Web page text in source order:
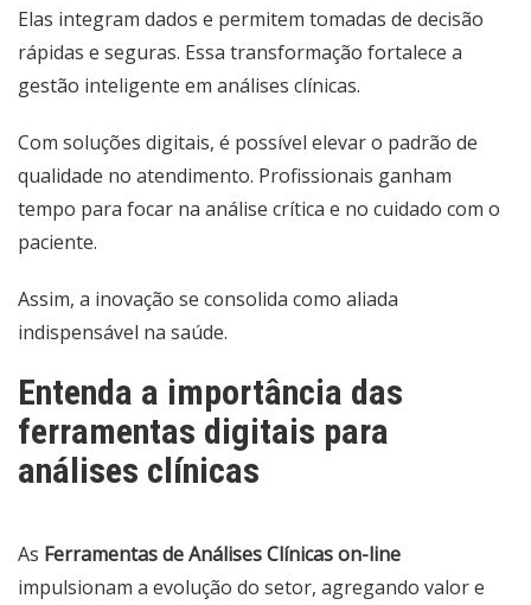
Elas integram dados e permitem tomadas de decisão
rápidas e seguras. Essa transformação fortalece a
gestão inteligente em análises clínicas.
Com soluções digitais, é possível elevar o padrão de
qualidade no atendimento. Profissionais ganham
tempo para focar na análise crítica e no cuidado com o
paciente.
Assim, a inovação se consolida como aliada
indispensável na saúde.
Entenda a importância das
ferramentas digitais para
análises clínicas
As Ferramentas de Análises Clínicas on-line
impulsionam a evolução do setor, agregando valor e